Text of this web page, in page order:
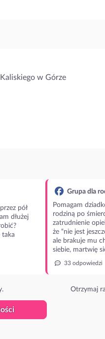
w Górze
pół
dłużej
taka
Grupa dla
Pomagam
rodziną po
zatrudnienie
że “nie jest
ale brakuje mu
siebie, martwię
33 odpowiedzi
Otrzymaj